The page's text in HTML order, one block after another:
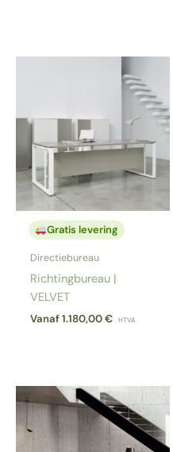
Gratis levering
Directiebureau
Richtingbureau |
VELVET
Vanaf1.180,00€ HTVA